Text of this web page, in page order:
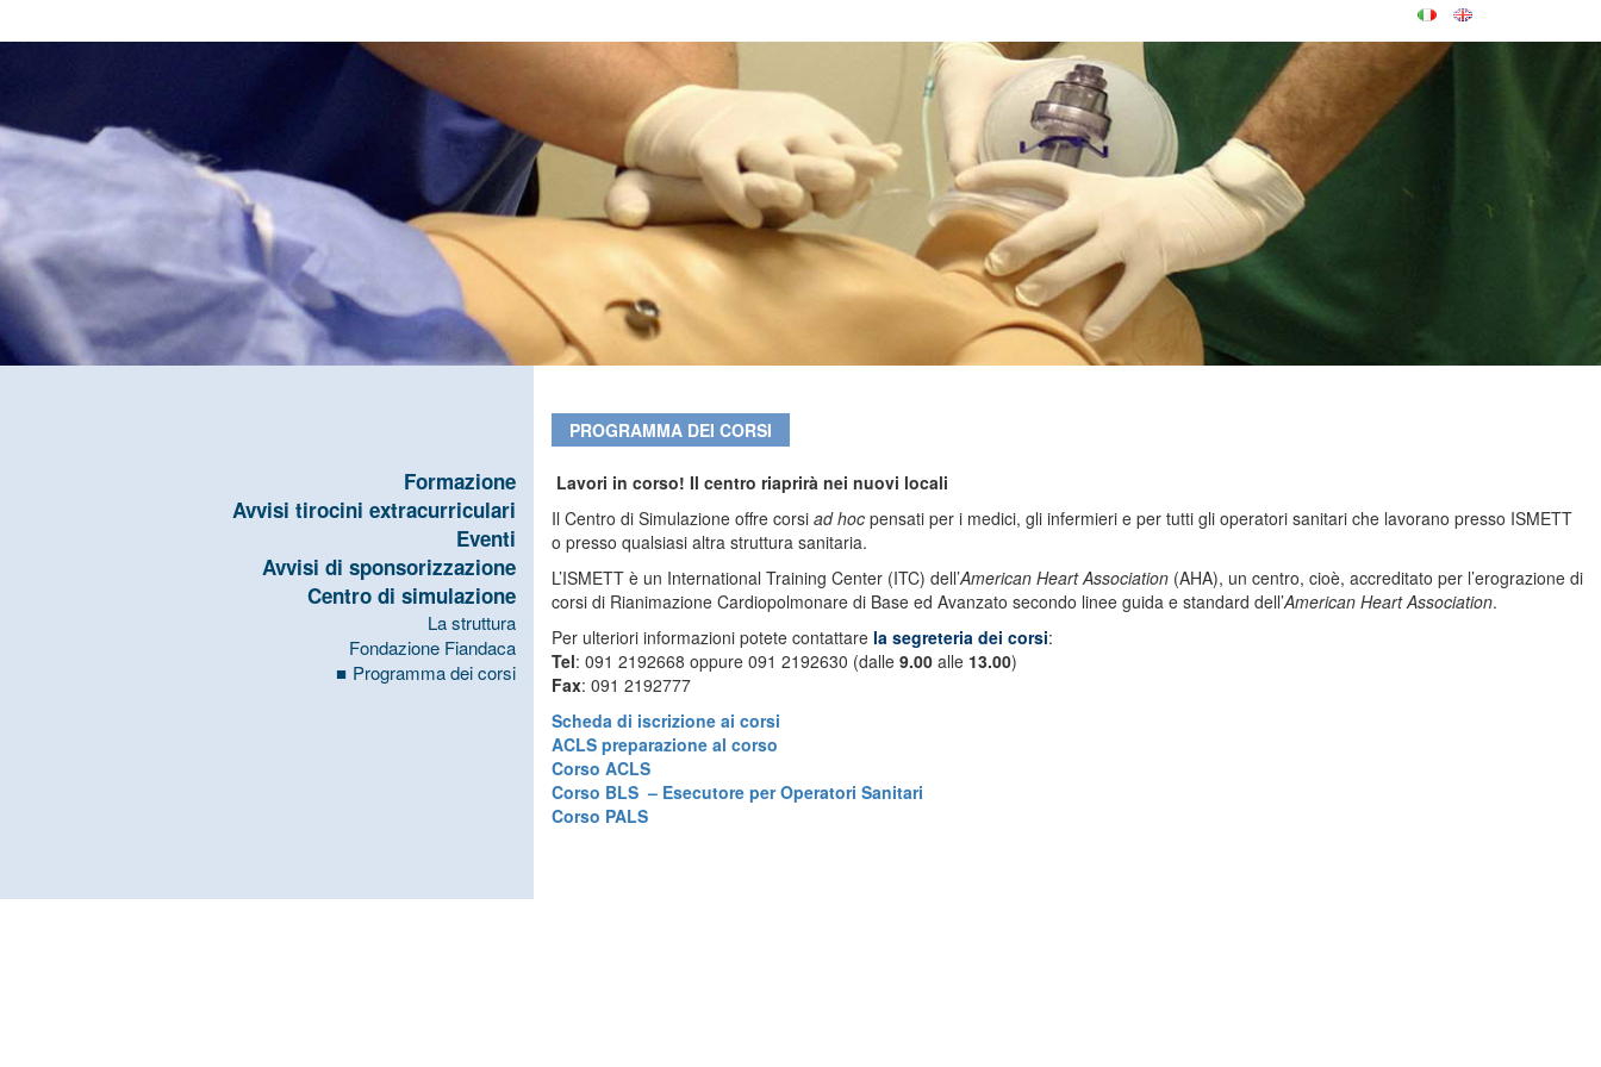
Formazione
Avvisi tirocini extracurriculari
Eventi
Avvisi di sponsorizzazione
Centro di simulazione
La struttura
Fondazione Fiandaca
Programma dei corsi
PROGRAMMA DEI CORSI
Lavori in corso! Il centro riaprirà nei nuovi locali
Il Centro di Simulazione offre corsi ad hoc pensati per i medici, gli infermieri e per tutti gli operatori sanitari che lavorano presso ISMETT
o presso qualsiasi altra struttura sanitaria.
L’ISMETT è un International Training Center (ITC) dell’American Heart Association (AHA), un centro, cioè, accreditato per l’erograzione di
corsi di Rianimazione Cardiopolmonare di Base ed Avanzato secondo linee guida e standard dell’American Heart Association.
Per ulteriori informazioni potete contattare la segreteria dei corsi:
Tel: 091 2192668 oppure 091 2192630 (dalle 9.00 alle 13.00)
Fax: 091 2192777
Scheda di iscrizione ai corsi
ACLS preparazione al corso
Corso ACLS
Corso BLS – Esecutore per Operatori Sanitari
Corso PALS